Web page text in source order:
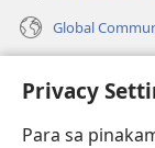
Privacy
Para sa
Global
(may